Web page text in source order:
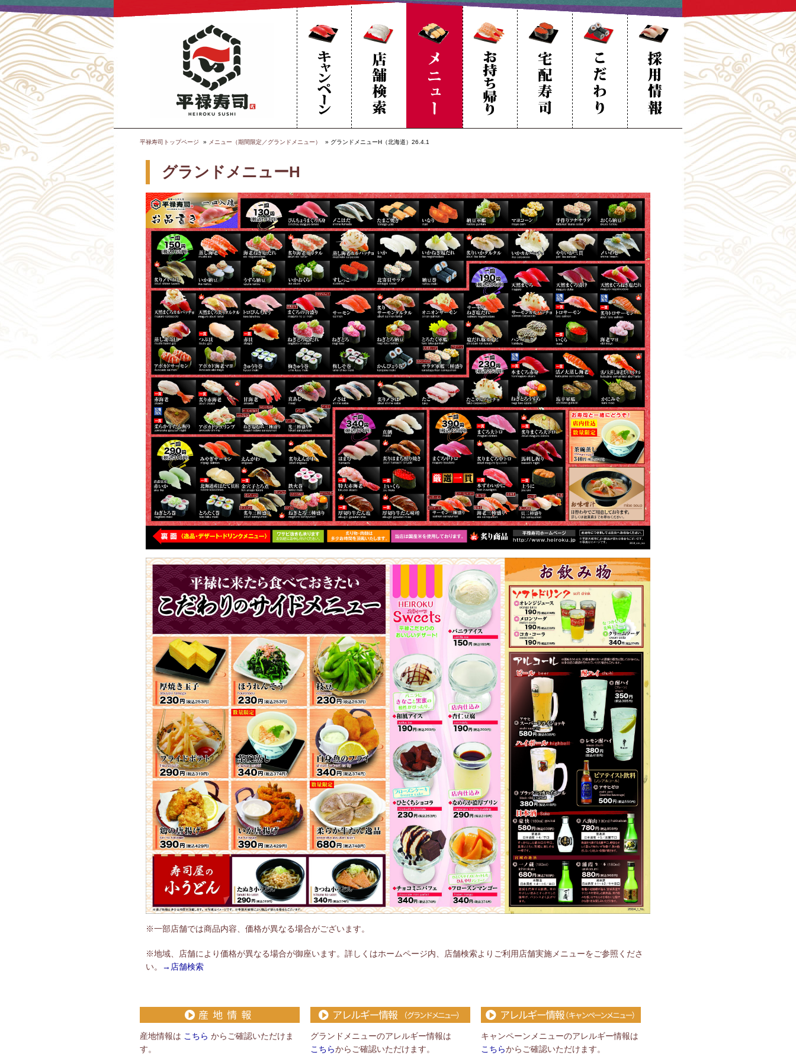
平禄寿司トップページ メニュー（期間限定／グランドメニュー） グランドメニューH（北海道）26.4.1
グランドメニューH
※一部店舗では商品内容、価格が異なる場合がございます。
※地域、店舗により価格が異なる場合が御座います。詳しくはホームページ内、店舗検索よりご利用店舗実施メニューをご参照くださ
い。
→店舗検索
産地情報は こちら からご確認いただけま
す。
グランドメニューのアレルギー情報は
こちらからご確認いただけます。
キャンペーンメニューのアレルギー情報は
こちらからご確認いただけます。